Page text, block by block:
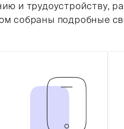
и трудоустройству,
собраны подробные